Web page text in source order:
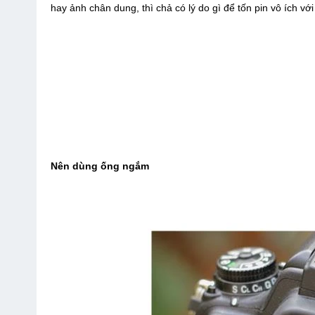
hay ảnh chân dung, thì chả có lý do gì để tốn pin vô ích
Nên dùng ống ngắm